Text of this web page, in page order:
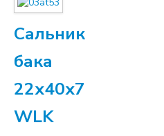
Сальник
бака
22x40x7
WLK